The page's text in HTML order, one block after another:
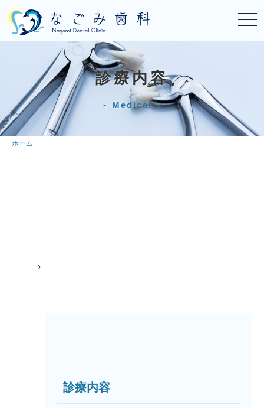
t
o
g
t
i
診療内容
Medical
ホーム
診療内容